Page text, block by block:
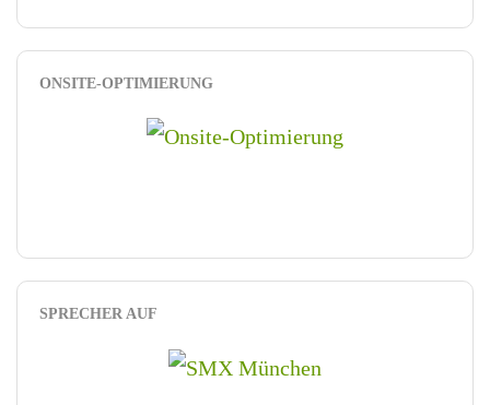
ONSITE-OPTIMIERUNG
SPRECHER AUF